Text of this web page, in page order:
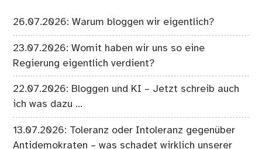
26.07.2026: Warum bloggen wir eigentlich?
23.07.2026: Womit haben wir uns so eine
Regierung eigentlich verdient?
22.07.2026: Bloggen und KI – Jetzt schreib auch
ich was dazu …
13.07.2026: Toleranz oder Intoleranz gegenüber
Antidemokraten – was schadet wirklich unserer